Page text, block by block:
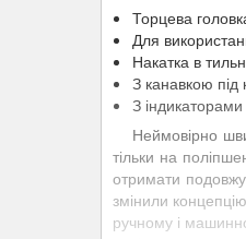
Торцева
Для
Накатка в
З канавкою під
З
Неймовірно
тільки на
отримати
змінили
ручному і